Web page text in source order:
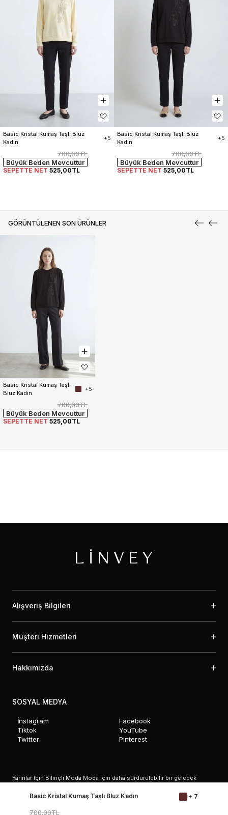
Basic Kristal Kumaş Taşlı Bluz Kadın + 7
700,00TL
GÖRÜNTÜLENEN SON ÜRÜNLER
Basic Kristal Kumaş Taşlı
Bluz Kadın
+5
700,00TL
Büyük Beden Mevcuttur
SEPETTE NET 525,00TL
Basic Kristal Kumaş Taşlı Bluz
Kadın
+5
700,00TL
Büyük Beden Mevcuttur
SEPETTE NET 525,00TL
Basic Kristal Kumaş Taşlı Bluz
Kadın
+5
700,00TL
Büyük Beden Mevcuttur
SEPETTE NET 525,00TL
Alışveriş Bilgileri
Müşteri Hizmetleri
Hakkımızda
SOSYAL MEDYA
İnstagram
Facebook
Tiktok
YouTube
Twitter
Pinterest
Yarınlar İçin Bilinçli Moda Moda için daha sürdürülebilir bir gelecek
ve sürdürülebilir moda tercihlerine olan bağlılığımız, yaptığımız işin
temelinde yer almaktadır. Etik olarak tedarik edilen malzemelerin titizlikle
attığımız her adım, daha yeşil ve sürdürülebilir bir sektöre doğru atılmış bir